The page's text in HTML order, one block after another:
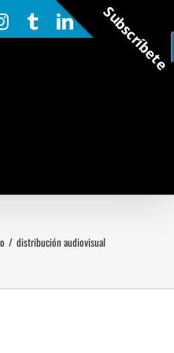
Instagram
TumblrLinkedIn
Rss
/ distribución audiovisual
Subscríbete